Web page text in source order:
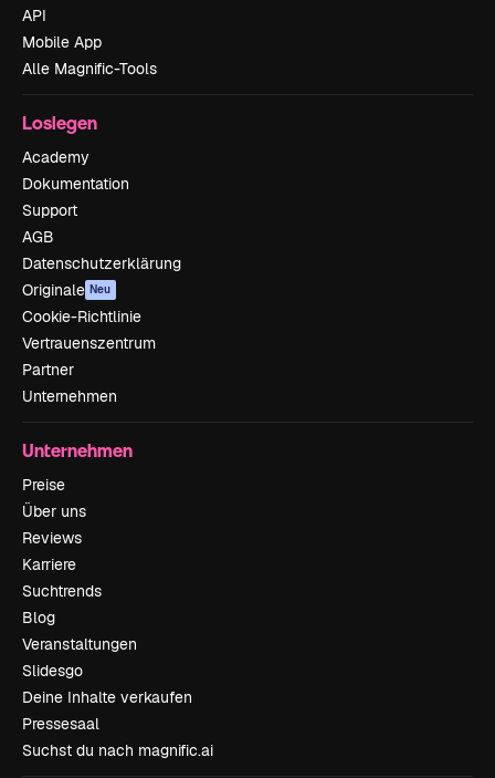
API
Mobile App
Alle Magnific-Tools
Loslegen
Academy
Dokumentation
Support
AGB
Datenschutzerklärung
Originale Neu
Cookie-Richtlinie
Vertrauenszentrum
Partner
Unternehmen
Unternehmen
Preise
Über uns
Reviews
Karriere
Suchtrends
Blog
Veranstaltungen
Slidesgo
Deine Inhalte verkaufen
Pressesaal
Suchst du nach magnific.ai